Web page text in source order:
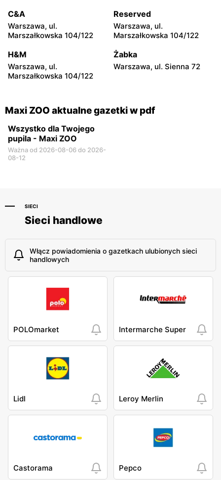
Maxi ZOO
Płock, ul. Przemysłowa 1
Maxi ZOO
Ostrołęka, ul. Gen. Augusta
Maxi ZOO
Łódź al. Marsz. Józefa
Maxi ZOO
C&A
Warszawa, ul.
Marszałkowska 104/122
Reserved
Warszawa, ul.
Marszałkowska 104/122
H&M
Warszawa, ul.
Marszałkowska 104/122
Żabka
Warszawa, ul. Sienna 72
Maxi ZOO aktualne gazetki w pdf
Wszystko dla Twojego
pupila - Maxi ZOO
Ważna od 2026-08-06 do 2026-
08-12
SIECI
Sieci handlowe
Włącz powiadomienia o gazetkach ulubionych sieci
handlowych
POLOmarket Intermarche Super
Lidl Leroy Merlin
Castorama Pepco